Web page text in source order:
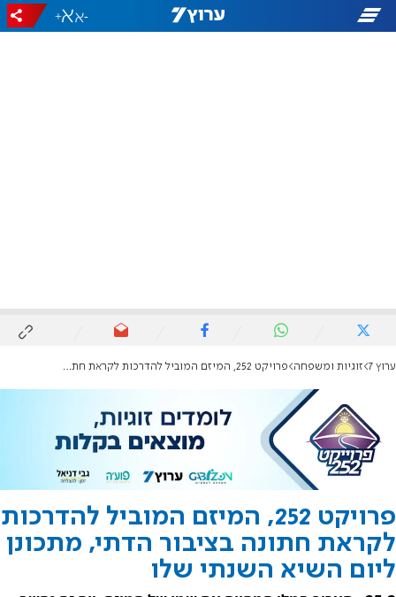
-
+
ערוץ 7 זוגיות ומשפחה פרויקט 252, המיזם המוביל להדרכות לקראת חתונה בציבור הדתי, מתכונן ליום השיא השנתי שלו
פרויקט 252, המיזם המוביל להדרכות
לקראת חתונה בציבור הדתי, מתכונן
ליום השיא השנתי שלו